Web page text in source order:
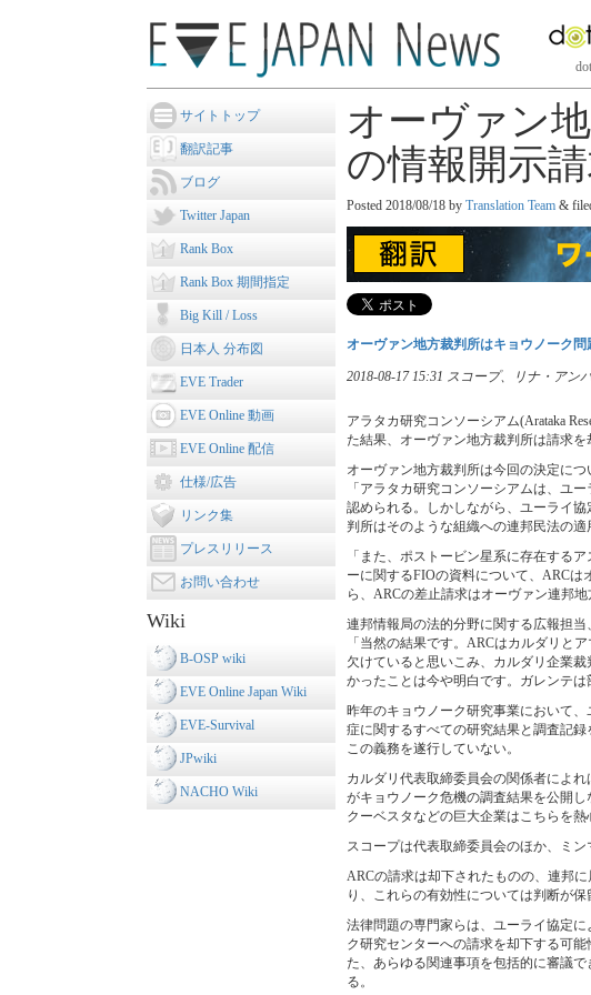
サイトトップ
翻訳記事
ブログ
Twitter Japan
Rank Box
Rank Box 期間指定
Big Kill / Loss
日本人 分布図
EVE Trader
EVE Online 動画
EVE Online 配信
仕様/広告
リンク集
プレスリリース
お問い合わせ
Wiki
B-OSP wiki
EVE Online Japan Wiki
EVE-Survival
JPwiki
NACHO Wiki
オーヴァン
の情報開示
Posted 2018/08/18 by Translation Team &
オーヴァン地方裁判所はキョウノーク
2018-08-17 15:31 スコープ、リナ・アン
アラタカ研究コンソーシアム(Arataka
た結果、オーヴァン地方裁判所は請求を
オーヴァン地方裁判所は今回の決定につ
「アラタカ研究コンソーシアムは、ユ
認められる。しかしながら、ユーライ
判所はそのような組織への連邦民法の適
「また、ポストービン星系に存在する
ーに関するFIOの資料について、ARC
ら、ARCの差止請求はオーヴァン連邦
連邦情報局の法的分野に関する広報担当
「当然の結果です。ARCはカルダリと
欠けていると思いこみ、カルダリ企業
かったことは今や明白です。ガレンテ
昨年のキョウノーク研究事業において
症に関するすべての研究結果と調査記
この義務を遂行していない。
カルダリ代表取締委員会の関係者によ
がキョウノーク危機の調査結果を公開
クーベスタなどの巨大企業はこちらを熱
スコープは代表取締委員会のほか、ミ
ARCの請求は却下されたものの、連邦
り、これらの有効性については判断が保
法律問題の専門家らは、ユーライ協定
ク研究センターへの請求を却下する可
た、あらゆる関連事項を包括的に審議
る。